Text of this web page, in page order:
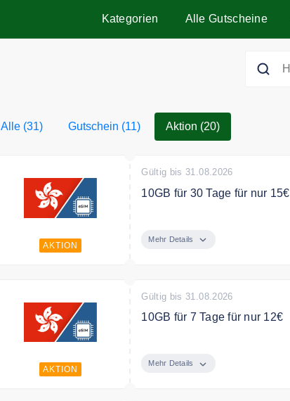
Kategorien Alle Gutscheine
Alle (31) Gutschein (11) Aktion (20)
AKTION
Gültig bis 31.08.2026
10GB für 30 Tage für nur 15€
Mehr Details
AKTION
Gültig bis 31.08.2026
10GB für 7 Tage für nur 12€
Mehr Details